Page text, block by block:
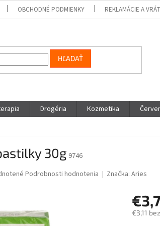
OBCHODNÉ PODMIENKY REKLAMÁCIE A
HĽADAŤ
Drogéria Kozmetika
30g 9746
Podrobnosti hodnotenia Značka:Aries
€3,11